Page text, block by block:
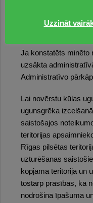
un kultūraugu
atbildīgajai
nenotiktu kūlas
Ja konstatēts minēto
uzsākta
Administratīvo
Lai novērstu kūlas
ugunsgrēka
saistošajos
teritorijas
Rīgas pilsētas
uzturēšanas
kopjama teritorija un
tostarp prasības, ka
nodrošina īpašuma
Uzzināt